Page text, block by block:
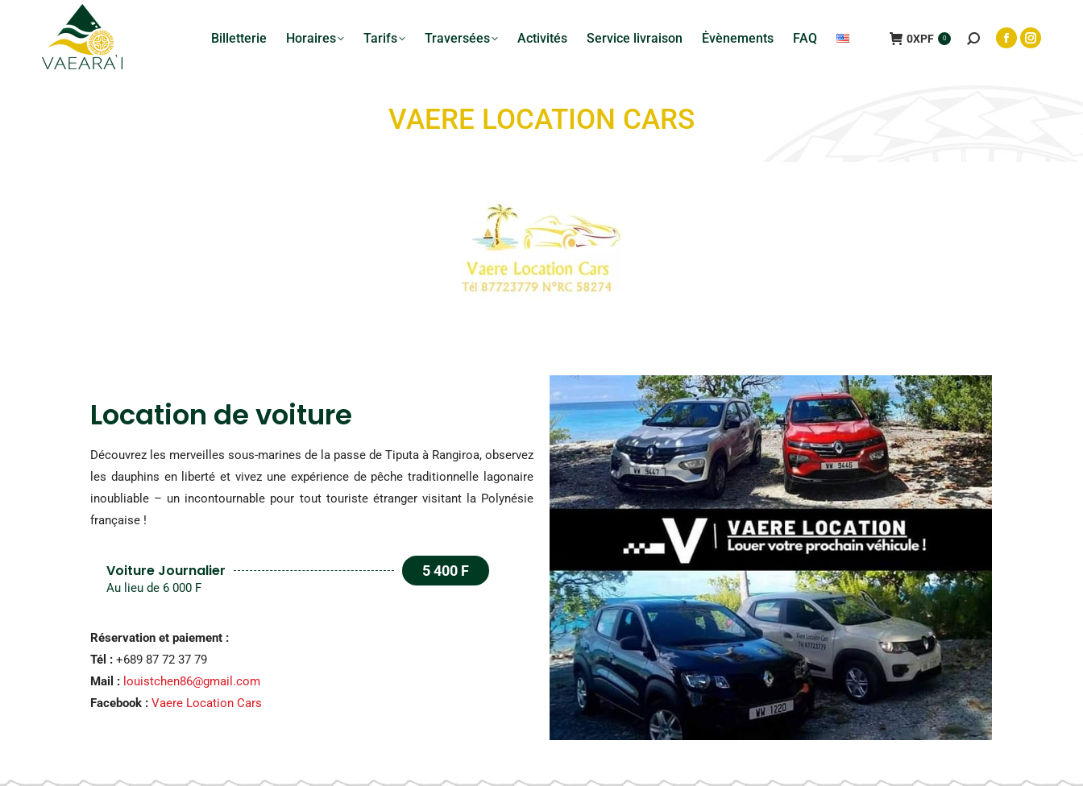
Billetterie Horaires Tarifs Traversées Activités Service livraison Ėvènements FAQ 0XPF 0
VAERE LOCATION CARS
Location de voiture
Découvrez les merveilles sous-marines de la passe de Tiputa à Rangiroa, observez
les dauphins en liberté et vivez une expérience de pêche traditionnelle lagonaire
inoubliable – un incontournable pour tout touriste étranger visitant la Polynésie
française !
Voiture Journalier 5 400 F
Au lieu de 6 000 F
Réservation et paiement :
Tél : +689 87 72 37 79
Mail : louistchen86@gmail.com
Facebook : Vaere Location Cars